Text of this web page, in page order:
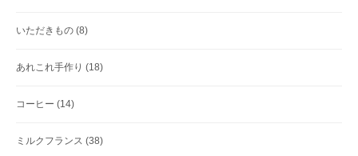
いただきもの (8)
あれこれ手作り (18)
コーヒー (14)
ミルクフランス (38)